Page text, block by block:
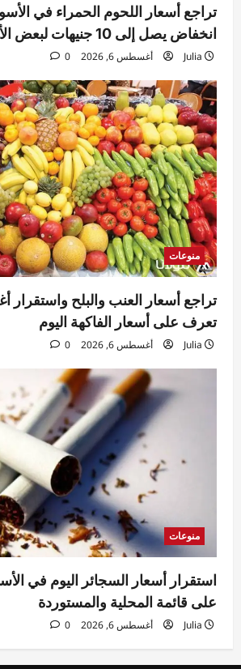
تراجع أسعار اللحوم الحمراء في
انخفاض يصل إلى 10 جنيهات لبعض الأصناف
Julia أغسطس 6, 2026 0
منوعات
تراجع أسعار العنب والبلح واستقرار
تعرف على أسعار الفاكهة اليوم
Julia أغسطس 6, 2026 0
منوعات
استقرار أسعار السجائر اليوم في
على قائمة المحلية والمستوردة
Julia أغسطس 6, 2026 0